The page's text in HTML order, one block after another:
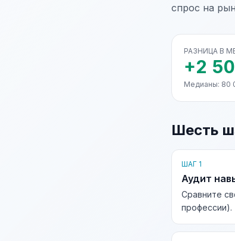
спрос на
РАЗНИЦА В
+2
Медианы: 80
Шесть
ШАГ 1
Аудит
Сравните
профессии).